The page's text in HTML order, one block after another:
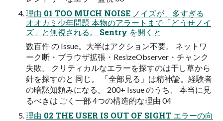
理由 01 TOO MUCH NOISE ノイズが、多すぎる
オオカミ少年問題 本物のアラートまで「どうせノイ
ズ」と無視される。 Sentry を開くと
数百件 の Issue。大半はアクション不要。 ネットワ
ーク断・ブラウザ拡張・ResizeObserver・チャンク
失敗。 クリティカルなエラーを探すのは干し草から
針を探すのと 同じ。 「全部見る」は精神論。経験者
の暗黙知頼みになる。 200+ Issue のうち、 本当に見
るべきは ごく一部 4つの構造的な理由 04
理由 02 THE USER IS OUT OF SIGHT エラーの向